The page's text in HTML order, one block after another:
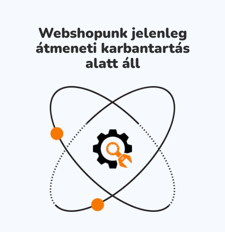
Webshopunk jelenleg
átmeneti karbantartás
alatt áll